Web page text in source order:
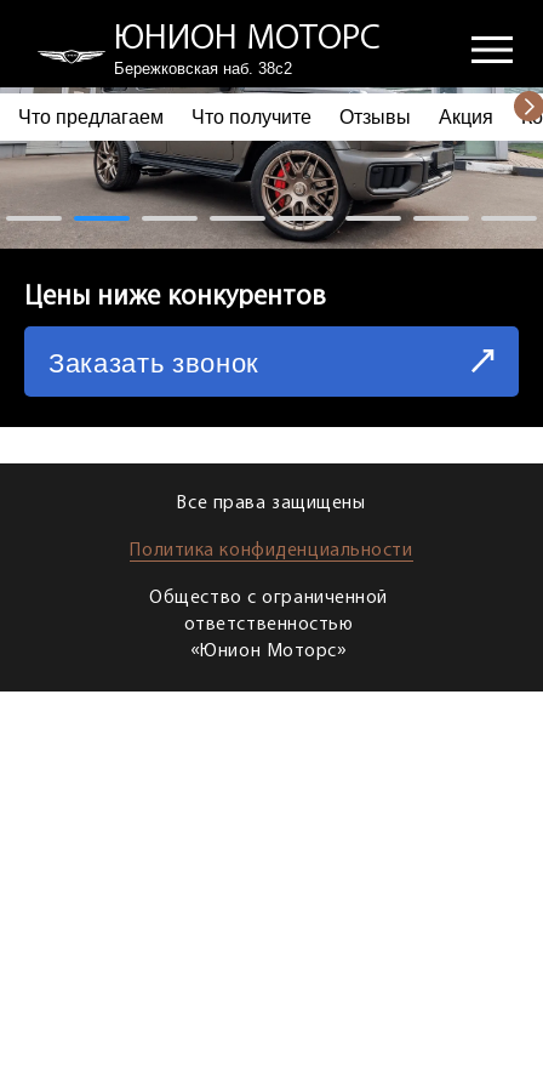
ЮНИОН МОТОРС
Бережковская наб. 38с2
ПОЧЕМУ ВЫБИРАЮТ НАС
ЧТО ПРЕДЛАГАЕМ
ЧТО ПОЛУЧИТЕ
СХЕМА ПРОЕЗДА
Что предлагаем Что получите Отзывы Акция
Цены ниже конкурентов
Заказать звонок
Все права защищены
Политика конфиденциальности
Общество с ограниченной
ответственностью
«Юнион Моторс»